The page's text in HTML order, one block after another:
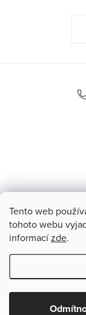
Tento web
tohoto webu
informacízde.
Bagin.cz
Instagram
Copyright 2026